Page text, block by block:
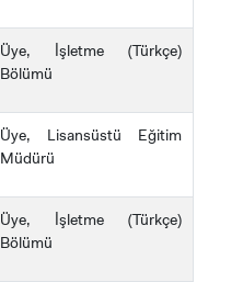
Üye, İşletme (Türkçe)
Bölümü
Üye, Lisansüstü Eğitim
Müdürü
Üye, İşletme (Türkçe)
Bölümü